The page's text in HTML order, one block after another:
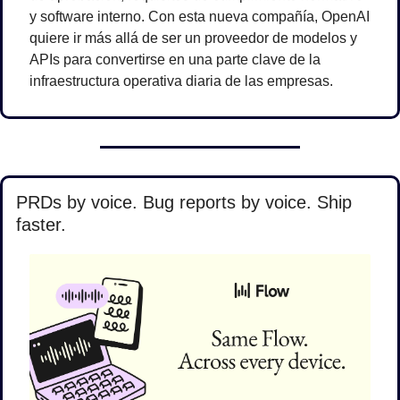
y software interno. Con esta nueva compañía, OpenAI
quiere ir más allá de ser un proveedor de modelos y
APIs para convertirse en una parte clave de la
infraestructura operativa diaria de las empresas.
PRDs by voice. Bug reports by voice. Ship
faster.